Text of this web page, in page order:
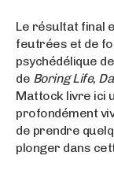
Le résultat final
feutrées et de
psychédélique de
de Boring Life,
Mattock livre ici
profondément
de prendre
plonger dans